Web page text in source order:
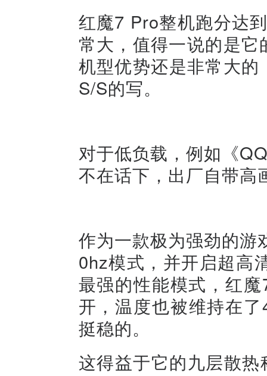
红魔7 Pro整机跑分达
常大，值得一说的是
机型优势还是非常大
S/S的写。
对于低负载，例如《
不在话下，出厂自带高
作为一款极为强劲的游
0hz模式，并开启超高
最强的性能模式，红
开，温度也被维持在
挺稳的。
这得益于它的九层散